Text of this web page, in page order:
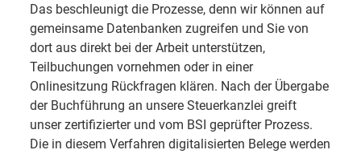
Das beschleunigt die Prozesse, denn wir können auf
gemeinsame Datenbanken zugreifen und Sie von
dort aus direkt bei der Arbeit unterstützen,
Teilbuchungen vornehmen oder in einer
Onlinesitzung Rückfragen klären. Nach der Übergabe
der Buchführung an unsere Steuerkanzlei greift
unser zertifizierter und vom BSI geprüfter Prozess.
Die in diesem Verfahren digitalisierten Belege werden